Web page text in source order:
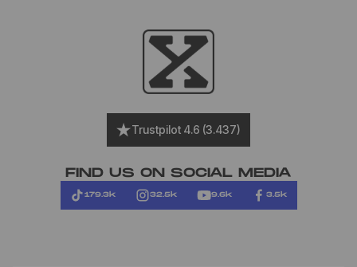
Trustpilot 4.6 (3.437)
FIND US ON SOCIAL MEDIA
179.3k 32.5k 9.6k 3.5k